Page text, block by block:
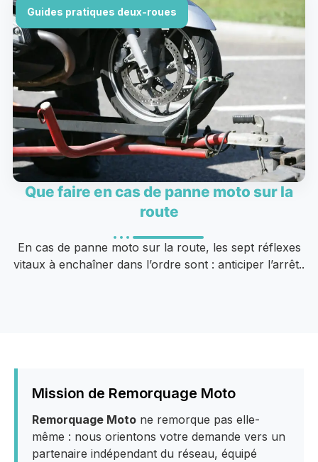
Guides pratiques deux-roues
Que faire en cas de panne moto sur la
route
En cas de panne moto sur la route, les sept réflexes
vitaux à enchaîner dans l’ordre sont : anticiper l’arrêt..
Mission de Remorquage Moto
Remorquage Moto ne remorque pas elle-
même : nous orientons votre demande vers un
partenaire indépendant du réseau, équipé